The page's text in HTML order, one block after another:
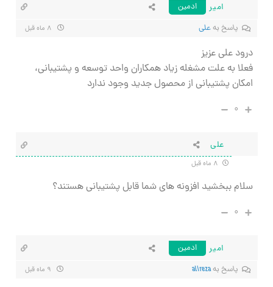
امیر
ادمین
پاسخ بهعلی
درود علی عزیز
فعلا به علت مشغله زیاد همکاران واحد توسعه و پشتیبانی،
امکان پشتیبانی از محصول جدید وجود ندارد
۰
علی
سلام ببخشید افزونه های شما قابل پشتیبانی هستند؟
۰
امیر
ادمین
پاسخ بهalireza